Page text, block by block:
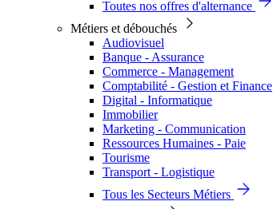
Toutes nos offres d'alternance
Métiers et débouchés
Audiovisuel
Banque - Assurance
Commerce - Management
Comptabilité - Gestion et Finance
Digital - Informatique
Immobilier
Marketing - Communication
Ressources Humaines - Paie
Tourisme
Transport - Logistique
Tous les Secteurs Métiers